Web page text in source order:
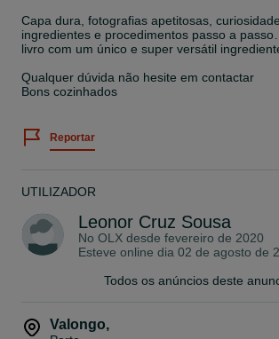
Capa dura, fotografias apetitosas,
ingredientes e procedimentos passo a
livro com um único e super versátil
Qualquer dúvida não hesite em contactar
Bons cozinhados
Reportar
UTILIZADOR
Leonor Cruz Sousa
No OLX desde fevereiro de 2020
Esteve online dia 02 de agosto de
Todos os anúncios deste
Valongo,